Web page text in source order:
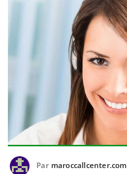
Par maroccallcenter.com